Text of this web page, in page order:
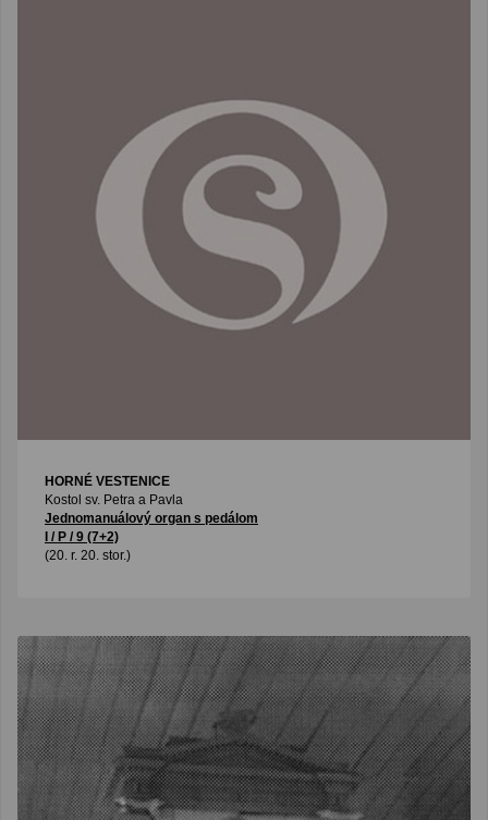
HORNÉ VESTENICE
Kostol sv. Petra a Pavla
Jednomanuálový organ s pedálom
I / P / 9 (7+2)
(20. r. 20. stor.)